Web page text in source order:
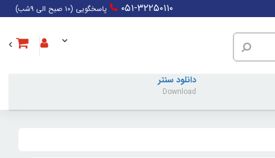
۰۵۱-۳۲۲۵۰۱۱۰ پاسخگویی (۱۰ صبح الی ۹شب)
دانلود سنتر
Download